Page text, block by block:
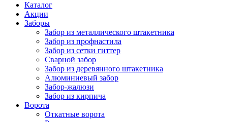
Каталог
Акции
Заборы
Забор из металлического штакетника
Забор из профнастила
Забор из сетки гиттер
Сварной забор
Забор из деревянного штакетника
Алюминиевый забор
Забор-жалюзи
Забор из кирпича
Ворота
Откатные ворота